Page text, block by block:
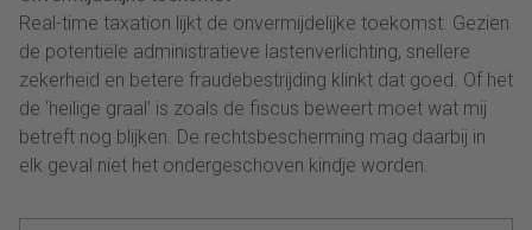
Real-time taxation lijkt de onvermijdelijke toekomst. Gezien
de potentiële administratieve lastenverlichting, snellere
zekerheid en betere fraudebestrijding klinkt dat goed. Of het
de ‘heilige graal’ is zoals de fiscus beweert moet wat mij
betreft nog blijken. De rechtsbescherming mag daarbij in
elk geval niet het ondergeschoven kindje worden.